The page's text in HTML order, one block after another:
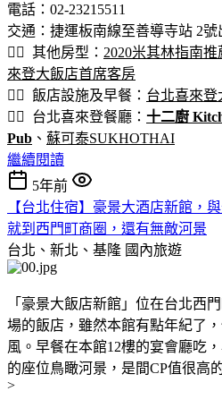
電話：02-23215511
交通：捷運板南線至善導寺站 2號
👉🏽 其他房型： 2020米其林指南
來登大飯店首席客房
👉🏽 飯店設施及早餐： 台北喜來登
👉🏽 台北喜來登餐廳： 十二廚
Pub 、 蘇可泰SUKHOTHAI
繼續閱讀
5年前
【台北住宿】豪景大酒店新館，
就到西門町商圈，還有無敵河景
台北、新北、基隆 國內旅遊
「豪景大飯店新館」位在台北西
場的飯店，雖然本館有點年紀了
風。早餐在本館12樓的宴會廳吃
的座位鳥瞰河景，是間CP值很高
>